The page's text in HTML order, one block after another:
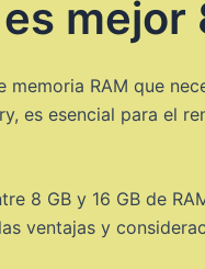
mejor
memoria RAM que
es esencial para el
8 GB y 16 GB de
ventajas y